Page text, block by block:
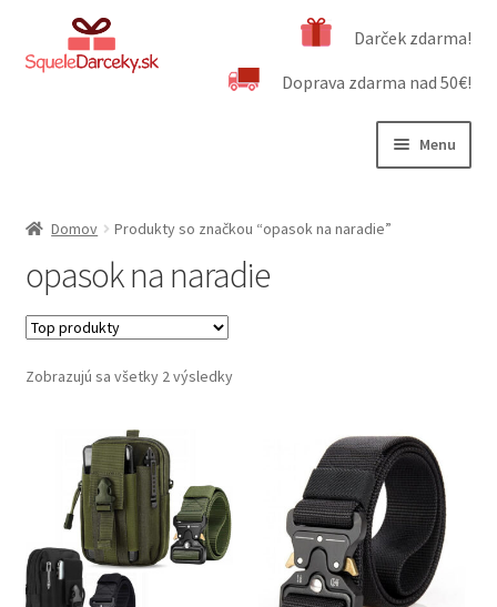
Preskočiť
na
Preskočiť
na
Darček zdarma!
Doprava zdarma nad 50€!
Menu
Dôležité informácie
Obchodné podmienky
Kontakt
Domov Produkty so značkou “opasok na naradie”
opasok na naradie
Zobrazujú sa všetky 2 výsledky